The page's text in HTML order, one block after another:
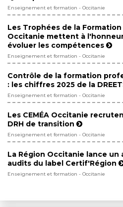
Enseignement et formation - Occitanie
Les Trophées de la
Occitanie mettent à
évoluer les compétences
Enseignement et formation - Occitanie
Contrôle de la formation
: les chiffres 2025 de la
Enseignement et formation - Occitanie
Les CEMÉA Occitanie
DRH de transition
Enseignement et formation - Occitanie
La Région Occitanie lance
audits du label Certif'Région
Enseignement et formation - Occitanie